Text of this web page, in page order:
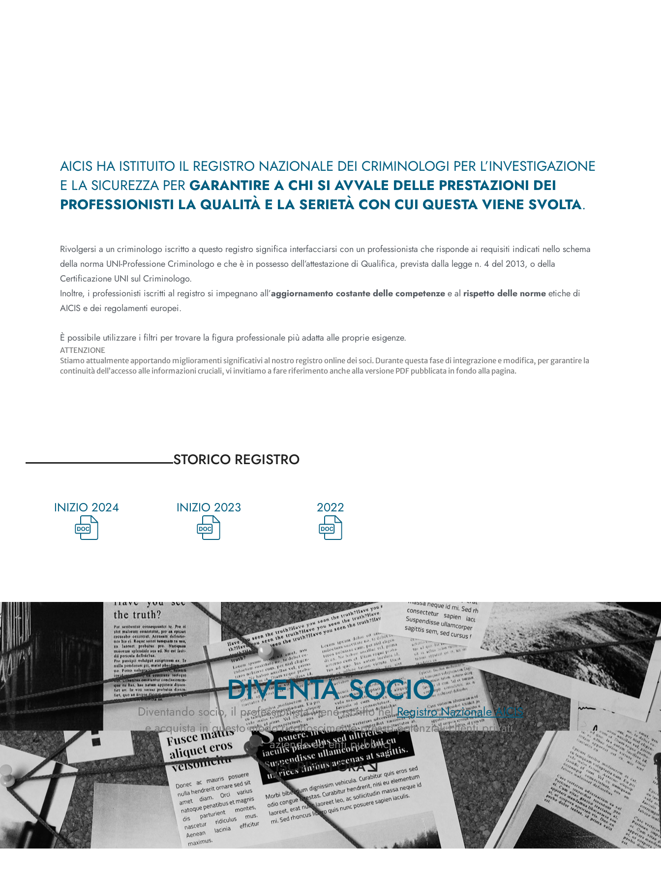
AICIS HA ISTITUITO IL REGISTRO NAZIONALE DEI CRIMINOLOGI PER L’INVESTIGAZIONE
E LA SICUREZZA PER GARANTIRE A CHI SI AVVALE DELLE PRESTAZIONI DEI
PROFESSIONISTI LA QUALITÀ E LA SERIETÀ CON CUI QUESTA VIENE SVOLTA.
Rivolgersi a un criminologo iscritto a questo registro significa interfacciarsi con un professionista che risponde ai requisiti indicati nello schema
della norma UNI-Professione Criminologo e che è in possesso dell’attestazione di Qualifica, prevista dalla legge n. 4 del 2013, o della
Certificazione UNI sul Criminologo.
Inoltre, i professionisti iscritti al registro si impegnano all’aggiornamento costante delle competenzee al rispetto delle normeetiche di
AICIS e dei regolamenti europei.
È possibile utilizzare i filtri per trovare la figura professionale più adatta alle proprie esigenze.
ATTENZIONE
Stiamo attualmente apportando miglioramenti significativi al nostro registro online dei soci. Durante questa fase di integrazione e modifica, per garantire la
continuità dell’accesso alle informazioni cruciali, vi invitiamo a fare riferimento anche alla versione PDF pubblicata in fondo alla pagina.
STORICO REGISTRO
INIZIO 2024 INIZIO 2023 2022
DIVENTA SOCIO
Diventando socio, il professionista viene iscritto nelRegistro Nazionale AICIS
e acquista in questo modo riconoscimento presso potenziali clienti privati,
aziende ed enti pubblici
ISCRIVITI ORA